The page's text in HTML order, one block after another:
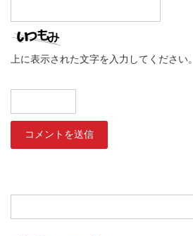
上に表示された文字を入力してください。